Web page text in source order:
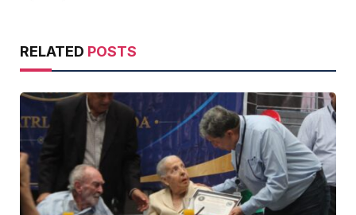
RELATED POSTS